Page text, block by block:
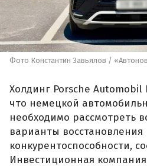
Фото Константин Завьялов /
Холдинг Porsche Automobil
что немецкой
необходимо рассмотреть
варианты восстановления
конкурентоспособности,
Инвестиционная